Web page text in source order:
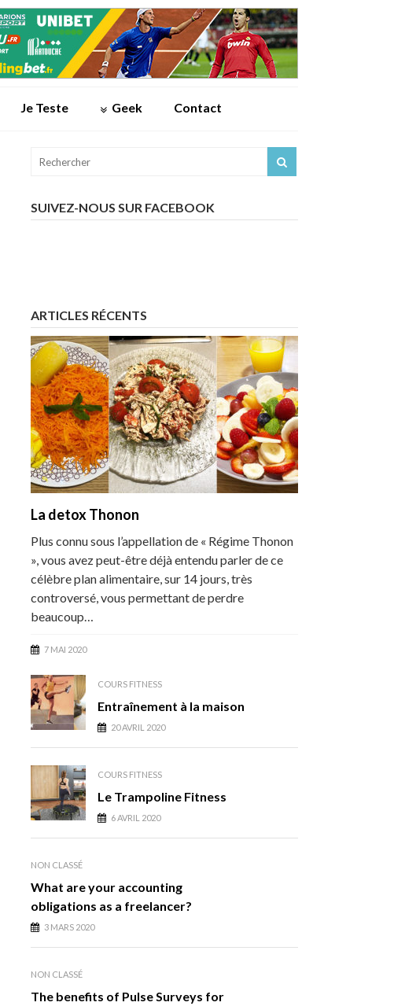
Je Teste Geek Contact
SUIVEZ-NOUS SUR FACEBOOK
ARTICLES RÉCENTS
La detox Thonon
Plus connu sous l’appellation de « Régime Thonon
», vous avez peut-être déjà entendu parler de ce
célèbre plan alimentaire, sur 14 jours, très
controversé, vous permettant de perdre
beaucoup…
7 MAI 2020
COURS FITNESS
Entraînement à la maison
20 AVRIL 2020
COURS FITNESS
Le Trampoline Fitness
6 AVRIL 2020
NON CLASSÉ
What are your accounting
obligations as a freelancer?
3 MARS 2020
NON CLASSÉ
The benefits of Pulse Surveys for